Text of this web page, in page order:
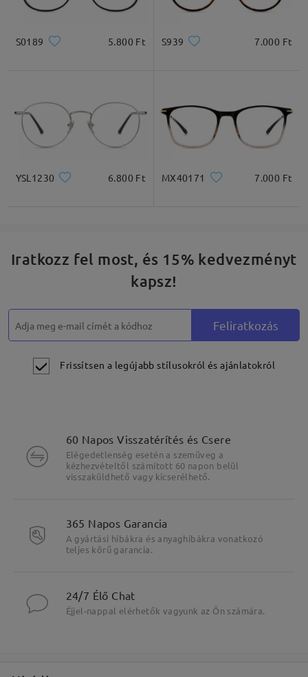
* Csak tájékoztató jellegű
Fő jellemzők kiemelése
S0189 5.800 Ft S939 7.000 Ft
YSL1230 6.800 Ft MX40171 7.000 Ft
Iratkozz fel most, és 15% kedvezményt
kapsz!
Feliratkozás
Frissítsen a legújabb stílusokról és ajánlatokról
60 Napos Visszatérítés és Csere
Elégedetlenség esetén a szemüveg a
kézhezvételtől számított 60 napon belül
visszaküldhető vagy kicserélhető.
365 Napos Garancia
A gyártási hibákra és anyaghibákra vonatkozó
teljes körű garancia.
24/7 Élő Chat
Éjjel-nappal elérhetők vagyunk az Ön számára.